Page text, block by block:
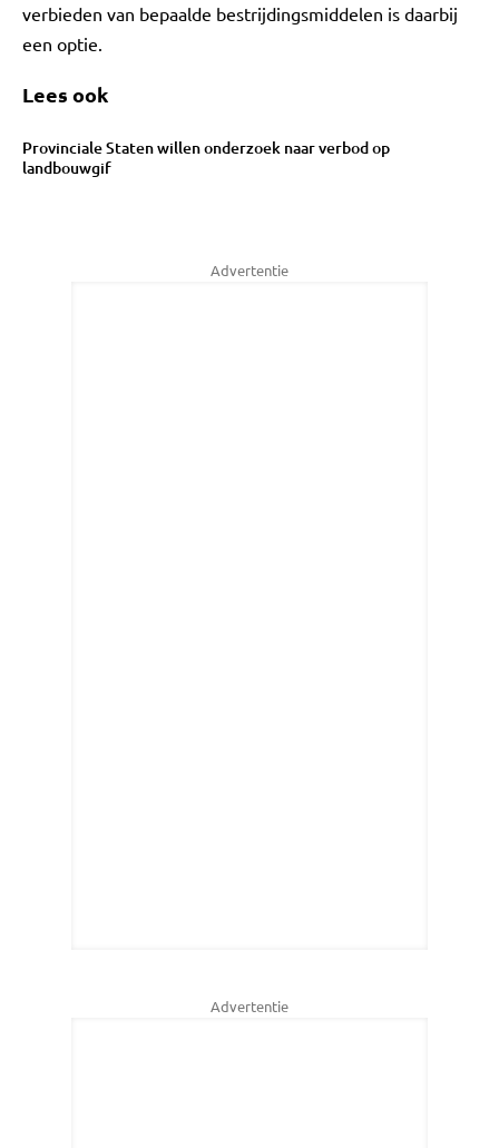
verbieden van bepaalde bestrijdingsmiddelen is daarbij
een optie.
Lees ook
Provinciale Staten willen onderzoek naar verbod op
landbouwgif
Advertentie
Advertentie